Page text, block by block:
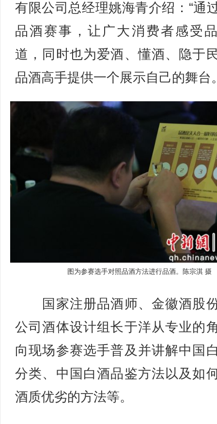
有限公司总经理姚海青介绍：“通
品酒赛事，让广大消费者感受
道，同时也为爱酒、懂酒、隐于
品酒高手提供一个展示自己的舞台
图为参赛选手对照品酒方法进行品酒。陈宗淇 摄
国家注册品酒师、金徽酒股
公司酒体设计组长于洋从专业的
向现场参赛选手普及并讲解中国
分类、中国白酒品鉴方法以及如
酒质优劣的方法等。